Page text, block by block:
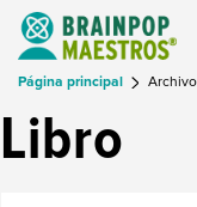
Página principal
Libro